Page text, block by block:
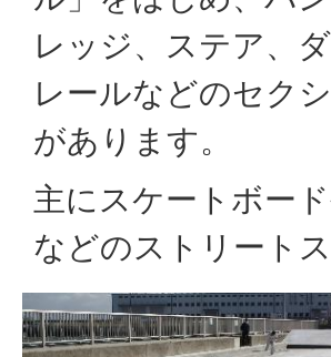
レッジ、ステア、
レールなどのセク
があります。
主にスケートボー
などのストリート